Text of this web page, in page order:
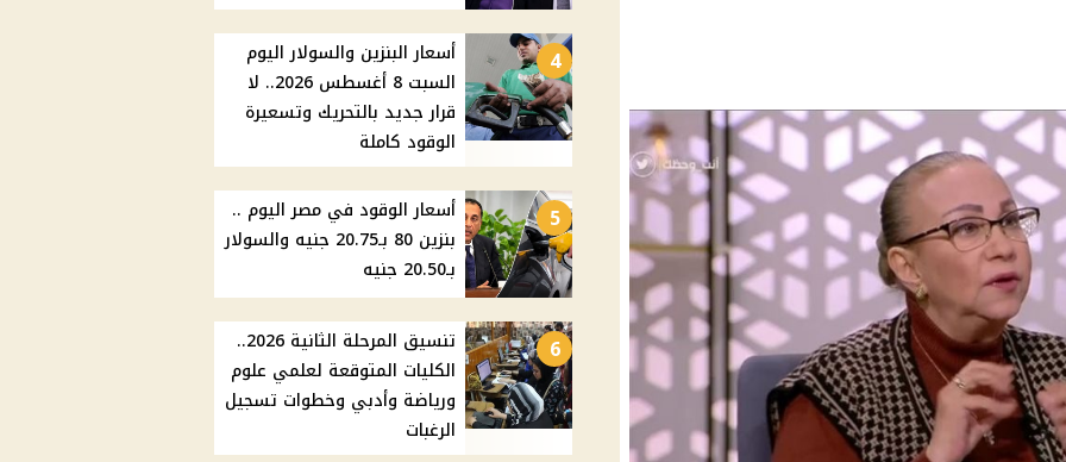
4
أسعار البنزين والسولار اليوم
السبت 8 أغسطس 2026.. لا
قرار جديد بالتحريك وتسعيرة
الوقود كاملة
5
أسعار الوقود في مصر اليوم ..
بنزين 80 بـ20.75 جنيه والسولار
بـ20.50 جنيه
6
تنسيق المرحلة الثانية 2026..
الكليات المتوقعة لعلمي علوم
ورياضة وأدبي وخطوات تسجيل
الرغبات